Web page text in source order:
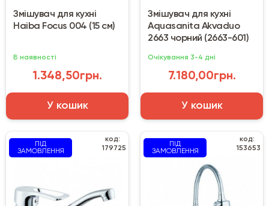
Змішувач для кухні
Haiba Focus 004 (15 см)
В наявності
1.348,50грн.
У кошик
Змішувач для кухні
Aquasanita Akvaduo
2663 чорний (2663-601)
Очікування 3-4 дні
7.180,00грн.
У кошик
ПІД
ЗАМОВЛЕННЯ
код:
179725
ПІД
ЗАМОВЛЕННЯ
код:
153653